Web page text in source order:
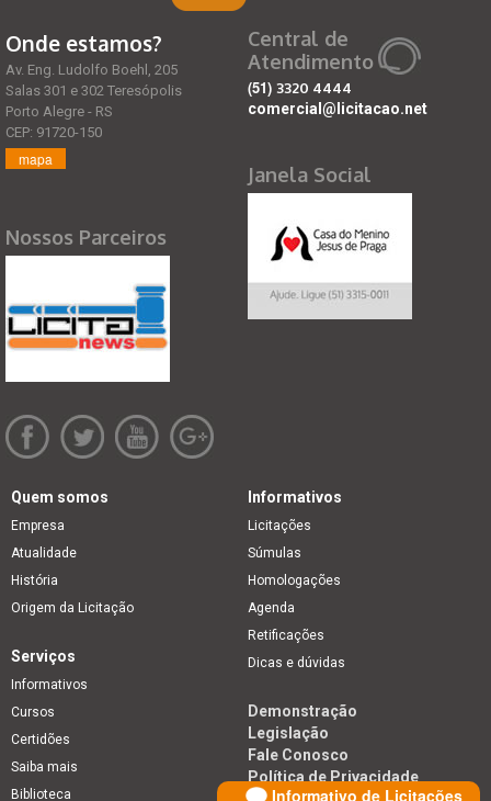
Informativo de Licitações
Onde estamos?
Av. Eng. Ludolfo Boehl, 205
Salas 301 e 302 Teresópolis
Porto Alegre - RS
CEP: 91720-150
mapa
Nossos Parceiros
Central de
Atendimento
(51) 3320 4444
comercial@licitacao.net
Janela Social
Quem somos
Empresa
Atualidade
História
Origem da Licitação
Informativos
Licitações
Súmulas
Homologações
Agenda
Retificações
Dicas e dúvidas
Serviços
Informativos
Cursos
Certidões
Saiba mais
Biblioteca
Demonstração
Legislação
Fale Conosco
Política de Privacidade